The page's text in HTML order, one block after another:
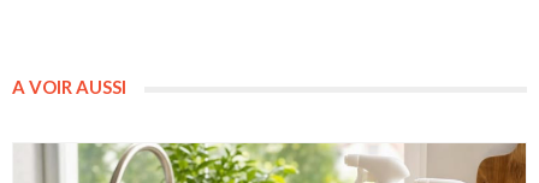
A VOIR AUSSI